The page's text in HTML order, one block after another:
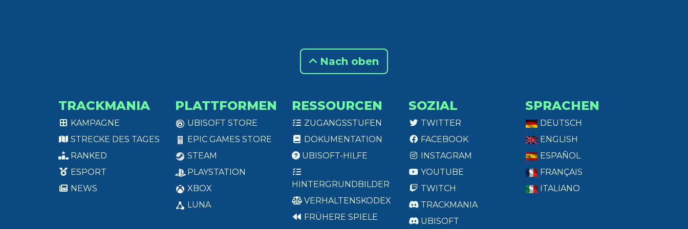
Nach oben
TRACKMANIA
KAMPAGNE
STRECKE DES TAGES
RANKED
ESPORT
NEWS
PLATTFORMEN
UBISOFT STORE
EPIC GAMES STORE
STEAM
PLAYSTATION
XBOX
LUNA
RESSOURCEN
ZUGANGSSTUFEN
DOKUMENTATION
UBISOFT-HILFE
HINTERGRUNDBILDER
VERHALTENSKODEX
FRÜHERE SPIELE
SOZIAL
TWITTER
FACEBOOK
INSTAGRAM
YOUTUBE
TWITCH
TRACKMANIA
UBISOFT
SPRACHEN
DEUTSCH
ENGLISH
ESPAÑOL
FRANÇAIS
ITALIANO